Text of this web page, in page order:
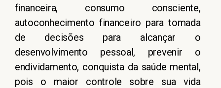
financeira, consumo consciente,
autoconhecimento financeiro para tomada
de decisões para alcançar o
desenvolvimento pessoal, prevenir o
endividamento, conquista da saúde mental,
pois o maior controle sobre sua vida